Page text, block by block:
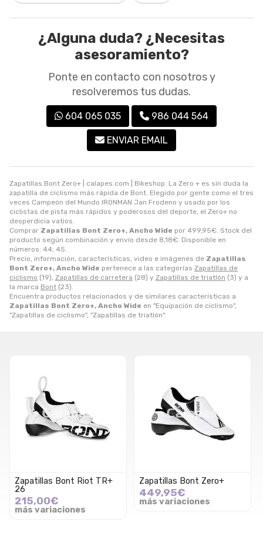
Zapatillas Bont Zero+ | calapes.com | Bikeshop. La Zero + es sin duda la
zapatilla de ciclismo más rápida de Bont. Elegido por gente como el tres
veces Campeón del Mundo IRONMAN Jan Frodeno y usado por los
ciclistas de pista más rápidos y poderosos del deporte, el Zero+ no
desperdicia vatios.
Comprar Zapatillas Bont Zero+, Ancho Wide por 499,95€. Stock del
producto según combinación y envío desde 8,18€. Disponible en
números: 44; 45.
Precio, información, características, video e imágenes de Zapatillas
Bont Zero+, Ancho Wide pertenece a las categorías Zapatillas de
ciclismo (19), Zapatillas de carretera (28) y Zapatillas de triatlón (3) y a
la marca Bont (23).
Encuentra productos relacionados y de similares características a
Zapatillas Bont Zero+, Ancho Wide en "Equipación de ciclismo",
"Zapatillas de ciclismo", "Zapatillas de triatlón".
¿Alguna duda? ¿Necesitas
asesoramiento?
Ponte en contacto con nosotros y
resolveremos tus dudas.
604 065 035 986 044 564
ENVIAR EMAIL
Zapatillas Bont Riot TR+
26
215,00€
más variaciones
Zapatillas Bont Zero+
449,95€
más variaciones